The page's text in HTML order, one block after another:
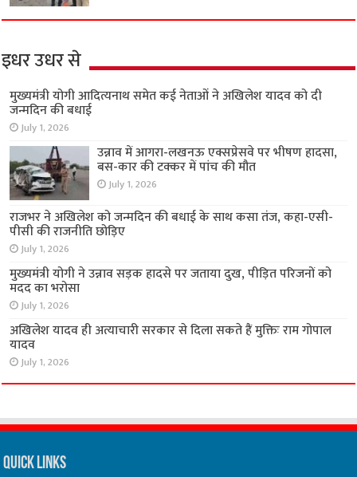
इधर उधर से
मुख्यमंत्री योगी आदित्यनाथ समेत कई नेताओं ने अखिलेश यादव को दी
जन्मदिन की बधाई
July 1, 2026
उन्नाव में आगरा-लखनऊ एक्सप्रेसवे पर भीषण हादसा,
बस-कार की टक्कर में पांच की मौत
July 1, 2026
राजभर ने अखिलेश को जन्मदिन की बधाई के साथ कसा तंज, कहा-एसी-
पीसी की राजनीति छोड़िए
July 1, 2026
मुख्यमंत्री योगी ने उन्नाव सड़क हादसे पर जताया दुख, पीड़ित परिजनों को
मदद का भरोसा
July 1, 2026
अखिलेश यादव ही अत्याचारी सरकार से दिला सकते हैं मुक्तिः राम गोपाल
यादव
July 1, 2026
Quick Links